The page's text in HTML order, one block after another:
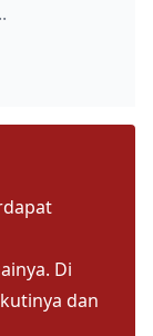
Di
dan